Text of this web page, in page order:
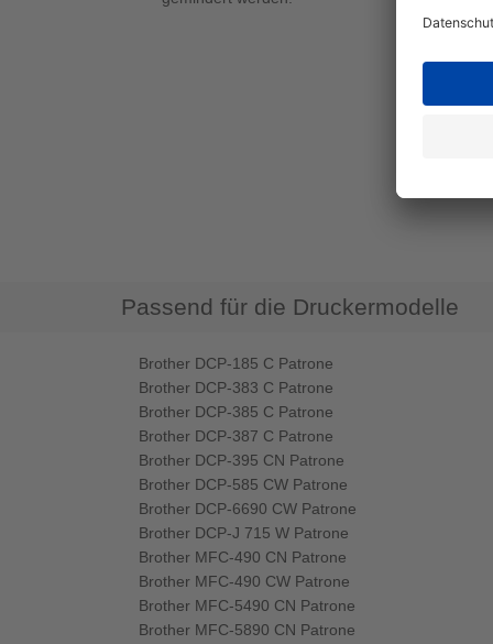
Passend für die Druckermodelle
Brother DCP-185 C Patrone
Brother DCP-383 C Patrone
Brother DCP-385 C Patrone
Brother DCP-387 C Patrone
Brother DCP-395 CN Patrone
Brother DCP-585 CW Patrone
Brother DCP-6690 CW Patrone
Brother DCP-J 715 W Patrone
Brother MFC-490 CN Patrone
Brother MFC-490 CW Patrone
Brother MFC-5490 CN Patrone
Brother MFC-5890 CN Patrone